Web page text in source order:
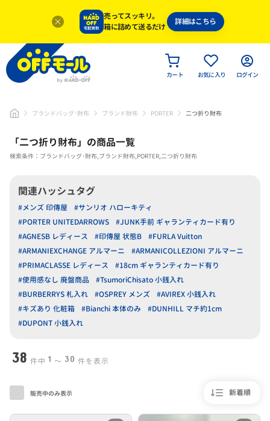
売ってスッキリ。
箱に詰めて送るだけ
詳細はこちら
カート お気に入り ログイン
ブランドバッグ･財布 ブランド財布 PORTER 二つ折り財布
「二つ折り財布」 の商品一覧
検索条件：ブランドバッグ･財布,ブランド財布,PORTER,二つ折り財布
関連ハッシュタグ
#メンズ 印傳屋
#サンリオ ハローキティ
#PORTER UNITEDARROWS
#JUNK手前 ギャランティカード有り
#AGNESB レディース
#印傳屋 状態B
#FURLA Vuitton
#ARMANIEXCHANGE アルマーニ
#ARMANICOLLEZIONI アルマーニ
#PRIMACLASSE レディース
#18cm ギャランティカード有り
#使用感なし 廃盤商品
#TsumoriChisato 小銭入れ
#BURBERRYS 札入れ
#OSPREY メンズ
#AVIREX 小銭入れ
#キズあり 化粧箱
#Bianchi 本体のみ
#DUNHILL マチ約1cm
#DUPONT 小銭入れ
38 件中 1 〜 30 件を表示
新着順
販売中のみ表示